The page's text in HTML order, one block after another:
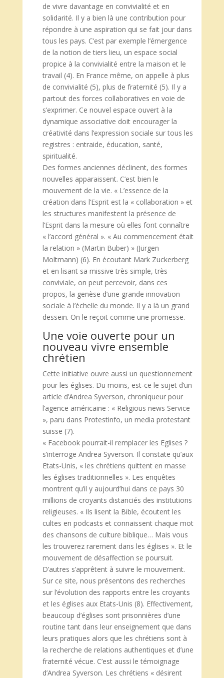
de vivre davantage en convivialité et en
solidarité. Il y a bien là une contribution pour
répondre à une aspiration qui se fait jour dans
tous les pays. C’est par exemple l’émergence
de la notion de tiers lieu, un espace social
propice à la convivialité entre la maison et le
travail (4). En France même, on appelle à plus
de convivialité (5), plus de fraternité (5). Il y a
partout des forces collaboratives en voie de
s’exprimer. Ce nouvel espace ouvert à la
dynamique associative doit encourager la
créativité dans l’expression sociale sur tous les
registres : entraide, éducation, santé,
spiritualité.
Des formes anciennes déclinent, des formes
nouvelles apparaissent. C’est bien le
mouvement de la vie. « L’essence de la
création dans l’Esprit est la « collaboration » et
les structures manifestent la présence de
l’Esprit dans la mesure où elles font connaître
« l’accord général ». « Au commencement était
la relation » (Martin Buber) » (Jürgen
Moltmann) (6). En écoutant Mark Zuckerberg
et en lisant sa missive très simple, très
conviviale, on peut percevoir, dans ces
propos, la genèse d’une grande innovation
sociale à l’échelle du monde. Il y a là un grand
dessein. On le reçoit comme une promesse.
Une voie ouverte pour un
nouveau vivre ensemble
chrétien
Cette initiative ouvre aussi un questionnement
pour les églises. Du moins, est-ce le sujet d’un
article d’Andrea Syverson, chroniqueur pour
l’agence américaine : « Religious news Service
», paru dans Protestinfo, un media protestant
suisse (7).
« Facebook pourrait-il remplacer les Eglises ?
s’interroge Andrea Syverson. Il constate qu’aux
Etats-Unis, « les chrétiens quittent en masse
les églises traditionnelles ». Les enquêtes
montrent qu’il y aujourd’hui dans ce pays 30
millions de croyants distanciés des institutions
religieuses. « Ils lisent la Bible, écoutent les
cultes en podcasts et connaissent chaque mot
des chansons de culture biblique… Mais vous
les trouverez rarement dans les églises ». Et le
mouvement de désaffection se poursuit.
D’autres s’apprêtent à suivre le mouvement.
Sur ce site, nous présentons des recherches
sur l’évolution des rapports entre les croyants
et les églises aux Etats-Unis (8). Effectivement,
beaucoup d’églises sont prisonnières d’une
routine tant dans leur enseignement que dans
leurs pratiques alors que les chrétiens sont à
la recherche de relations authentiques et d’une
fraternité vécue. C’est aussi le témoignage
d’Andrea Syverson. Les chrétiens « désirent